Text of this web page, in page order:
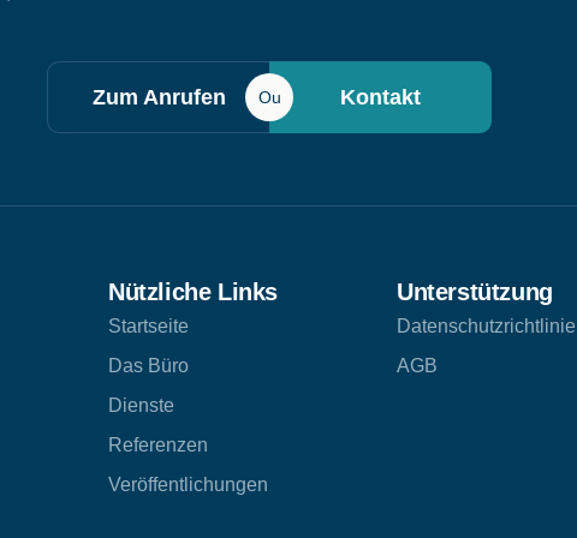
Zum Anrufen Ou Kontakt
Nützliche Links
Startseite
Das Büro
Dienste
Referenzen
Veröffentlichungen
Unterstützung
Datenschutzrichtlinie
AGB